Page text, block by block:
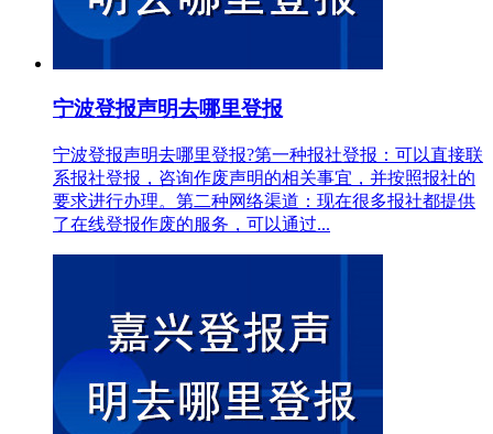
宁波登报声明去哪里登报
宁波登报声明去哪里登报?第一种报社登报：可以直接联
系报社登报，咨询作废声明的相关事宜，并按照报社的
要求进行办理。第二种网络渠道：现在很多报社都提供
了在线登报作废的服务，可以通过...